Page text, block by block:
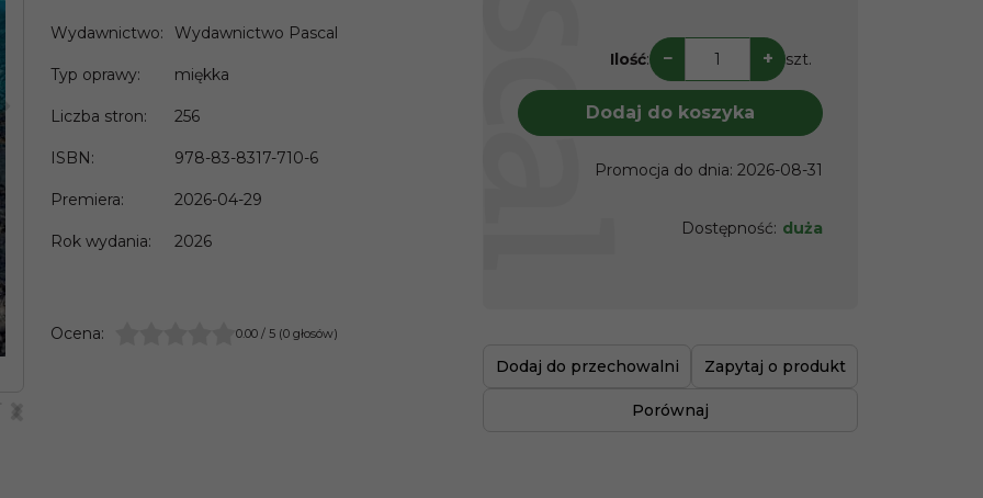
Wydawnictwo: Wydawnictwo Pascal
Typ oprawy: miękka
Liczba stron: 256
ISBN: 978-83-8317-710-6
Premiera: 2026-04-29
Rok wydania: 2026
Ocena: 0.00 / 5 (0 głosów)
Ilość: − + szt.
Dodaj do koszyka
Promocja do dnia: 2026-08-31
Dostępność: duża
Dodaj do przechowalni Zapytaj o produkt
Porównaj